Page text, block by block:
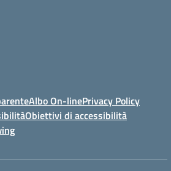
Albo On-linePrivacy Policy
Obiettivi di accessibilità